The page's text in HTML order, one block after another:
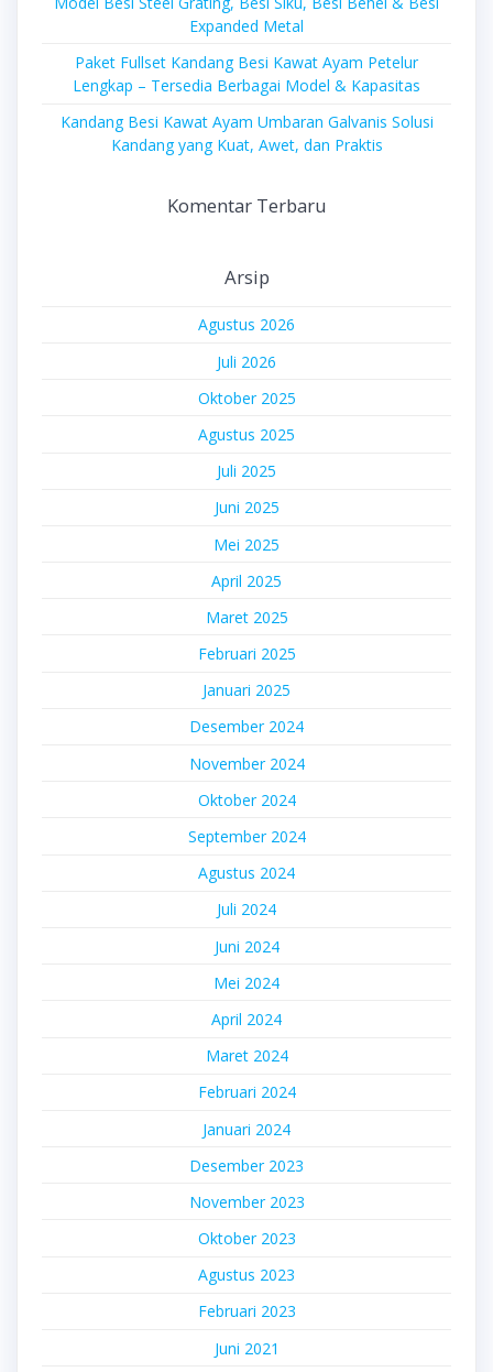
Expanded Metal
Paket Fullset Kandang Besi Kawat Ayam Petelur
Lengkap – Tersedia Berbagai Model & Kapasitas
Kandang Besi Kawat Ayam Umbaran Galvanis Solusi
Kandang yang Kuat, Awet, dan Praktis
Komentar Terbaru
Arsip
Agustus 2026
Juli 2026
Oktober 2025
Agustus 2025
Juli 2025
Juni 2025
Mei 2025
April 2025
Maret 2025
Februari 2025
Januari 2025
Desember 2024
November 2024
Oktober 2024
September 2024
Agustus 2024
Juli 2024
Juni 2024
Mei 2024
April 2024
Maret 2024
Februari 2024
Januari 2024
Desember 2023
November 2023
Oktober 2023
Agustus 2023
Februari 2023
Juni 2021